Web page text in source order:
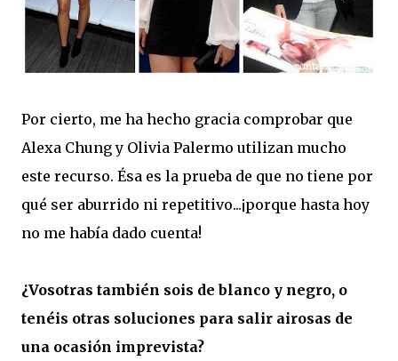
Por cierto, me ha hecho gracia comprobar que
Alexa Chung y Olivia Palermo utilizan mucho
este recurso. Ésa es la prueba de que no tiene por
qué ser aburrido ni repetitivo...¡porque hasta hoy
no me había dado cuenta!
¿Vosotras también sois de blanco y negro, o
tenéis otras soluciones para salir airosas de
una ocasión imprevista?